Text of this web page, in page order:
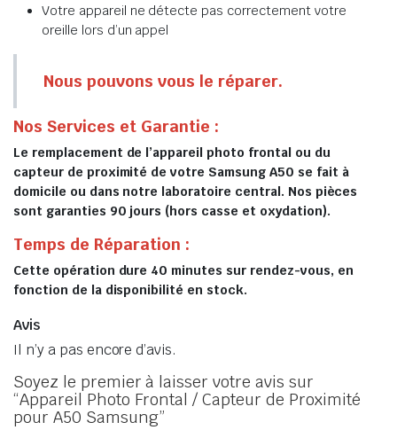
Votre appareil ne détecte pas correctement votre
oreille lors d’un appel
Nous pouvons vous le réparer.
Nos Services et Garantie :
Le remplacement de l’appareil photo frontal ou du
capteur de proximité de votre Samsung A50 se fait à
domicile ou dans notre laboratoire central. Nos pièces
sont garanties 90 jours (hors casse et oxydation).
Temps de Réparation :
Cette opération dure 40 minutes sur rendez-vous, en
fonction de la disponibilité en stock.
Avis
Il n’y a pas encore d’avis.
Soyez le premier à laisser votre avis sur
“Appareil Photo Frontal / Capteur de Proximité
pour A50 Samsung”